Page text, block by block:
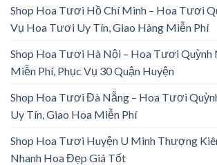
Shop Hoa Tươi Hồ Chí Minh – Hoa Tươi
Vụ Hoa Tươi Uy Tín, Giao Hàng Miễn Phí
Shop Hoa Tươi Hà Nội – Hoa Tươi Quỳnh
Miễn Phí, Phục Vụ 30 Quận Huyện
Shop Hoa Tươi Đà Nẵng – Hoa Tươi
Uy Tín, Giao Hoa Miễn Phí
Shop Hoa Tươi Huyện U Minh Thượng
Nhanh Hoa Đẹp Giá Tốt